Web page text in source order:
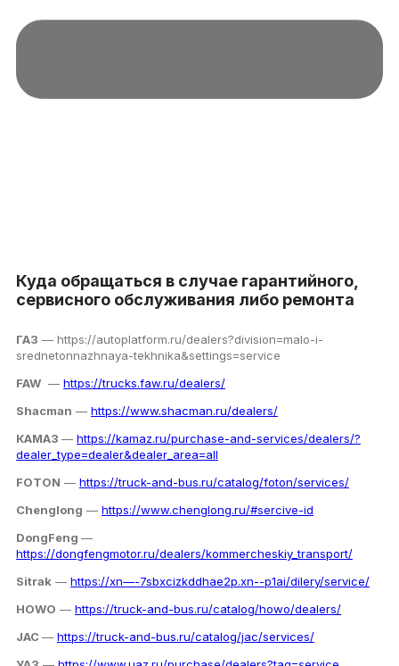
Куда обращаться в случае гарантийного,
сервисного обслуживания либо ремонта
ГАЗ — https://autoplatform.ru/dealers?division=malo-i-
srednetonnazhnaya-tekhnika&settings=service
FAW — https://trucks.faw.ru/dealers/
Shacman — https://www.shacman.ru/dealers/
КАМАЗ — https://kamaz.ru/purchase-and-services/dealers/?
dealer_type=dealer&dealer_area=all
FOTON — https://truck-and-bus.ru/catalog/foton/services/
Chenglong — https://www.chenglong.ru/#sercive-id
DongFeng —
https://dongfengmotor.ru/dealers/kommercheskiy_transport/
Sitrak — https://xn—-7sbxcizkddhae2p.xn--p1ai/dilery/service/
HOWO — https://truck-and-bus.ru/catalog/howo/dealers/
JAC— https://truck-and-bus.ru/catalog/jac/services/